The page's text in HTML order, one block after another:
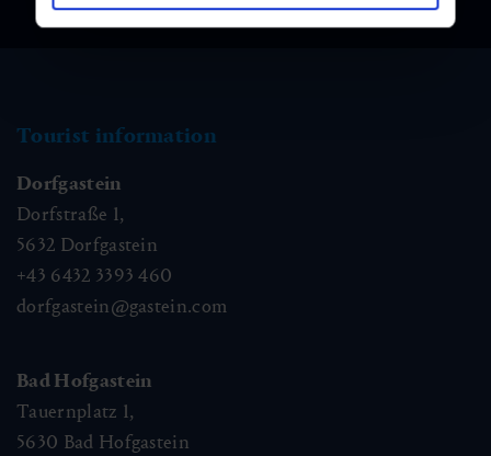
Tourist information
Dorfgastein
Dorfstraße 1,
5632 Dorfgastein
+43 6432 3393 460
dorfgastein@gastein.com
Bad Hofgastein
Tauernplatz 1,
5630 Bad Hofgastein